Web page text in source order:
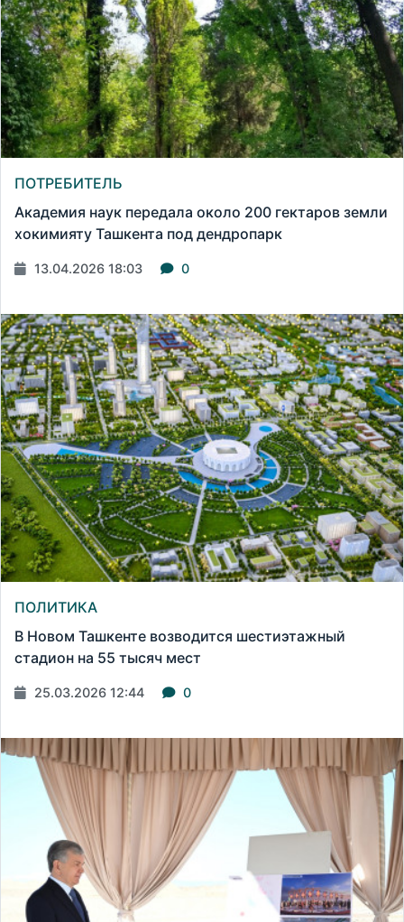
ПОТРЕБИТЕЛЬ
Академия наук передала около 200 гектаров земли
хокимияту Ташкента под дендропарк
13.04.2026 18:03 0
ПОЛИТИКА
В Новом Ташкенте возводится шестиэтажный
стадион на 55 тысяч мест
25.03.2026 12:44 0